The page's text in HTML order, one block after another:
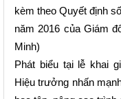
kèm theo Quyết định
năm 2016 của Giám
Minh)
Phát biểu tại lễ khai
Hiệu trưởng nhấn